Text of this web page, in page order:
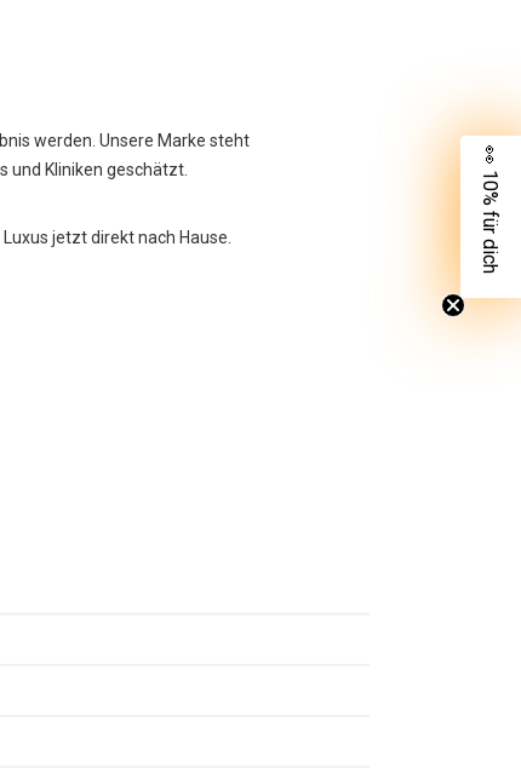
werden. Unsere Marke steht
und Kliniken geschätzt.
jetzt direkt nach Hause. 👀 10% für dich